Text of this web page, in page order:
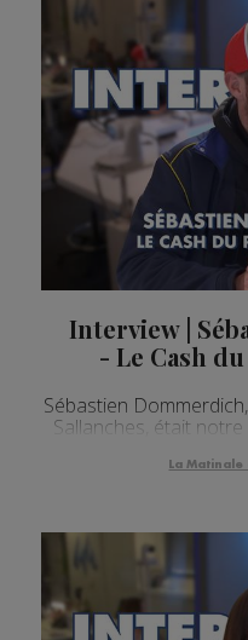
Interview |
- Le Cash
Sébastien
Sallanches, était
La Matinale